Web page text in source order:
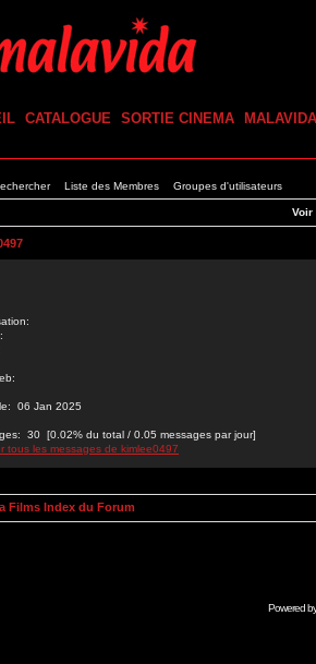
CATALOGUE SORTIE CINEMA MALAVIDA
Liste des Membres Groupes d'utilisateurs
Voir
06 Jan 2025
30 [0.02% du total / 0.05 messages par jour]
tous les messages de kimlee0497
Films Index du Forum
Powered